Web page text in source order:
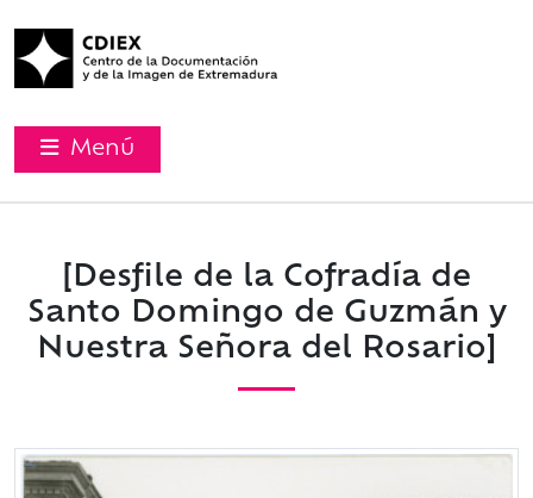
Menú
[Desfile de la Cofradía de
Santo Domingo de Guzmán y
Nuestra Señora del Rosario]